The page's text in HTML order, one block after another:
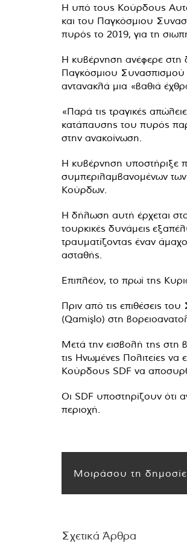
Η υπό τους Κούρδους
και του Παγκόσμιου
πυρός το 2019, για τη
Η κυβέρνηση ανέφερε στη
Παγκόσμιου Συνασπισμού
αντανακλά μια «βαθιά
«Παρά τις τραγικές
κατάπαυσης του πυρός
στην ανακοίνωση.
Η κυβέρνηση υποστήριξε
συμπεριλαμβανομένων των
Κούρδων.
Η δήλωση αυτή έρχεται
τουρκικές δυνάμεις
τραυματίζοντας έναν
ασταθής.
Επιπλέον, το πρωί της
Πριν από τις επιθέσεις
(Qamişlo) στη
Μετά την εισβολή της στη
τις Ηνωμένες Πολιτείες
Κούρδους SDF να
Οι SDF υποστηρίζουν ότι
περιοχή.
Μοιράσου τη
Σχετικά Άρθρα